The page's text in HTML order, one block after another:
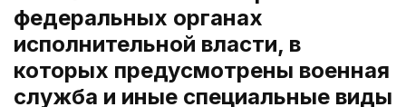
федеральных органах
исполнительной власти, в
которых предусмотрены военная
служба и иные специальные виды